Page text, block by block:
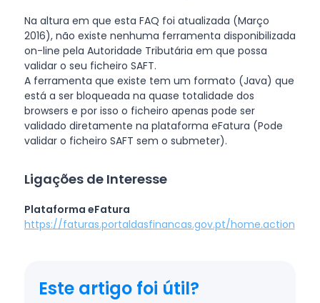
Na altura em que esta FAQ foi atualizada (Março
2016), não existe nenhuma ferramenta disponibilizada
on-line pela Autoridade Tributária em que possa
validar o seu ficheiro SAFT.
A ferramenta que existe tem um formato (Java) que
está a ser bloqueada na quase totalidade dos
browsers e por isso o ficheiro apenas pode ser
validado diretamente na plataforma eFatura (Pode
validar o ficheiro SAFT sem o submeter).
Ligações de Interesse
Plataforma eFatura
https://faturas.portaldasfinancas.gov.pt/home.action
Este artigo foi útil?